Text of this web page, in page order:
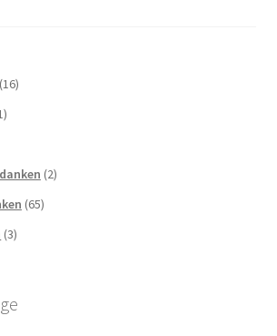
(16)
(2)
(65)
(3)